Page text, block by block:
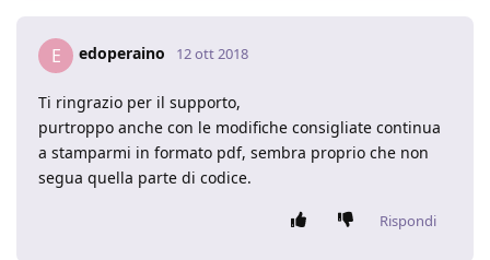
E edoperaino 12 ott 2018
Ti ringrazio per il supporto,
purtroppo anche con le modifiche consigliate continua
a stamparmi in formato pdf, sembra proprio che non
segua quella parte di codice.
Rispondi